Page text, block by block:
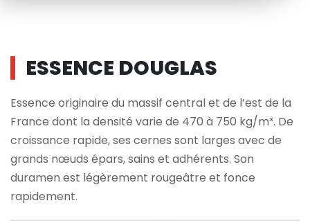
ESSENCE DOUGLAS
Essence originaire du massif central et de l’est de la
France dont la densité varie de 470 à 750 kg/m³. De
croissance rapide, ses cernes sont larges avec de
grands nœuds épars, sains et adhérents. Son
duramen est légèrement rougeâtre et fonce
rapidement.